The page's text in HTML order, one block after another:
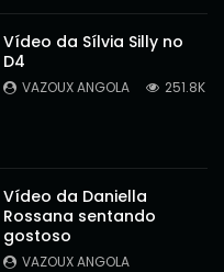
Vídeo da Sílvia Silly no
D4
VAZOUX ANGOLA 251.8K
Vídeo da Daniella
Rossana sentando
gostoso
VAZOUX ANGOLA